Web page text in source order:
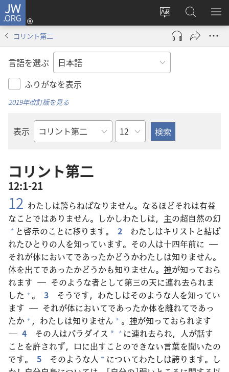
JW.ORG
サ
イ
ト
の
言
え
る
ロ
グ
ン
し
で
開
JW.ORG
の
検
メ
を
コリント第二
言語を選ぶ
ふりがなを表示
2019年改訂版を見る
表示
聖
の
書
名
章
コリント第二
12:1-21
12 わたしは誇らねばなりません。なるほどそれは有益
なことではありません。しかしわたしは， 主の超自然の幻
+ と啓示のことに移ります。 2 わたしはキリストと結ば
れたひとりの人を知っています。その人は十四年前に ―
それが体においてであったかどうかわたしは知りません。
体を出てであったかどうかも知りません。 神が知っておら
れます ― そのような者として第三の天に連れ去られま
した + 。 3 そうです，わたしはそのような人を知ってい
ます ― それが体においてであったか体を離れてであっ
たか + ，わたしは知りません * 。 神が知っておられます
― 4 その人はパラダイス * + に連れ去られ， 人が話す
ことを許されず， 口に出すことのできない言葉を聞いたの
です。
5 そのような人 * についてわたしは誇ります。し